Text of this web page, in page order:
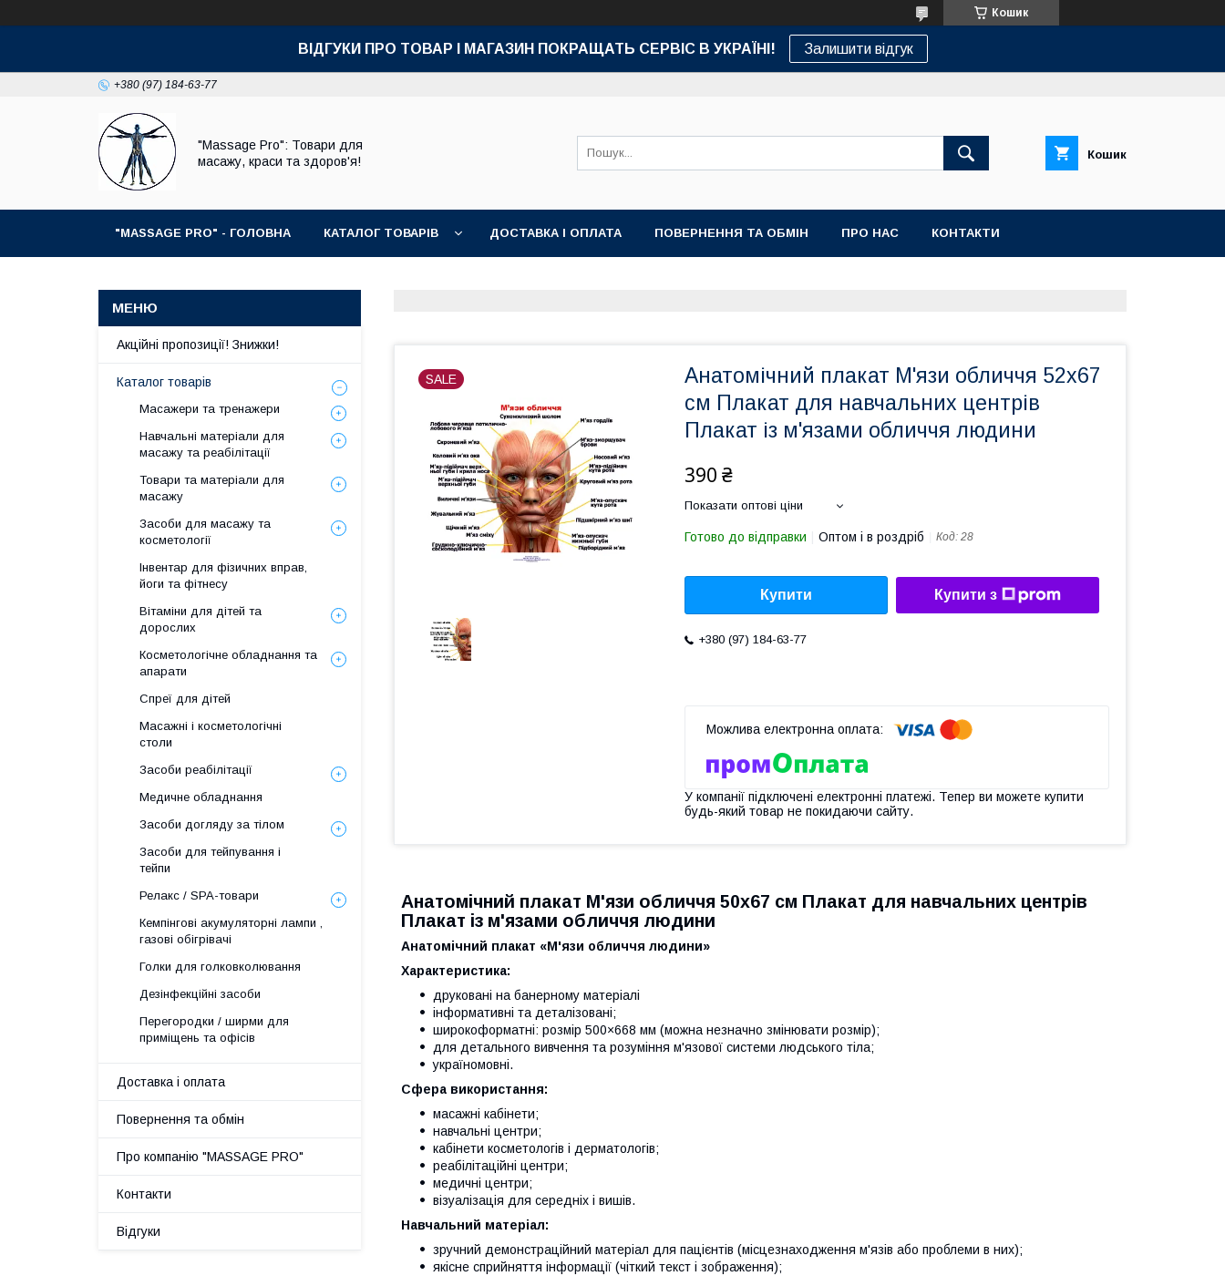
Кошик
ВІДГУКИ ПРО ТОВАР І МАГАЗИН ПОКРАЩАТЬ СЕРВІС В УКРАЇНІ! Залишити відгук
+380 (97) 184-63-77
"Massage Pro": Товари для
масажу, краси та здоров'я!
Кошик
"MASSAGE PRO" - ГОЛОВНА КАТАЛОГ ТОВАРІВ ДОСТАВКА І ОПЛАТА ПОВЕРНЕННЯ ТА ОБМІН ПРО НАС КОНТАКТИ
SALE
Анатомічний плакат М'язи обличчя 52х67
см Плакат для навчальних центрів
Плакат із м'язами обличчя людини
390 ₴
Показати оптові ціни
Готово до відправки Оптом і в роздріб Код: 28
Купити Купити з
+380 (97) 184-63-77
У компанії підключені електронні платежі. Тепер ви можете купити
будь-який товар не покидаючи сайту.
Анатомічний плакат М'язи обличчя 50х67 см Плакат для навчальних центрів
Плакат із м'язами обличчя людини
Анатомічний плакат «М'язи обличчя людини»
Характеристика:
друковані на банерному матеріалі
інформативні та деталізовані;
широкоформатні: розмір 500×668 мм (можна незначно змінювати розмір);
для детального вивчення та розуміння м'язової системи людського тіла;
україномовні.
Сфера використання:
масажні кабінети;
навчальні центри;
кабінети косметологів і дерматологів;
реабілітаційні центри;
медичні центри;
візуалізація для середніх і вишів.
Навчальний матеріал:
зручний демонстраційний матеріал для пацієнтів (місцезнаходження м'язів або проблеми в них);
якісне сприйняття інформації (чіткий текст і зображення);
Акційні пропозиції! Знижки!
Каталог товарів
Масажери та тренажери
Навчальні матеріали для
масажу та реабілітації
Товари та матеріали для
масажу
Засоби для масажу та
косметології
Інвентар для фізичних вправ,
йоги та фітнесу
Вітаміни для дітей та
дорослих
Косметологічне обладнання та
апарати
Спреї для дітей
Масажні і косметологічні
столи
Засоби реабілітації
Медичне обладнання
Засоби догляду за тілом
Засоби для тейпування і
тейпи
Релакс / SPA-товари
Кемпінгові акумуляторні лампи ,
газові обігрівачі
Голки для голковколювання
Дезінфекційні засоби
Перегородки / ширми для
приміщень та офісів
Доставка і оплата
Повернення та обмін
Про компанію "MASSAGE PRO"
Контакти
Відгуки